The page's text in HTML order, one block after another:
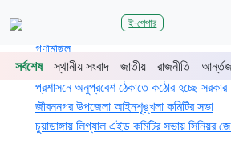
ই-পেপার
জুলাই গণঅভ্যুত্থানের দ্বিতীয় বর্ষপূর্তিতে
গণমিছিল
চুয়াডাঙ্গায় সওজের বাসভবন ও সড়কের ২৬টি গাছ
প্রশাসনে অনুপ্রবেশ ঠেকাতে কঠোর হচ্ছে সরকার
জীবননগর উপজেলা আইনশৃঙ্খলা কমিটির সভা
চুয়াডাঙ্গায় লিগ্যাল এইড কমিটির সভায়
সর্বশেষ স্থানীয় সংবাদ জাতীয় রাজনীতি